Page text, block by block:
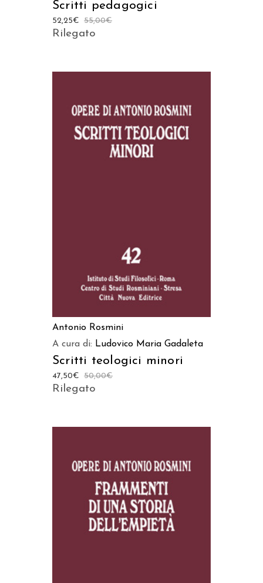
Scritti pedagogici
55,00€
52,25€
Rilegato
Antonio Rosmini
A cura di: Ludovico Maria Gadaleta
Scritti teologici minori
50,00€
47,50€
Rilegato